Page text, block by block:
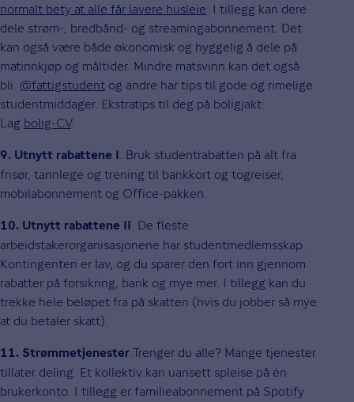
normalt bety at alle får lavere husleie. I tillegg kan dere
dele strøm-, bredbånd- og streamingabonnement. Det
kan også være både økonomisk og hyggelig å dele på
matinnkjøp og måltider. Mindre matsvinn kan det også
bli. @fattigstudent og andre har tips til gode og rimelige
studentmiddager. Ekstratips til deg på boligjakt:
Lag bolig-CV.
9. Utnytt rabattene I. Bruk studentrabatten på alt fra
frisør, tannlege og trening til bankkort og togreiser,
mobilabonnement og Office-pakken.
10. Utnytt rabattene II. De fleste
arbeidstakerorganisasjonene har studentmedlemsskap.
Kontingenten er lav, og du sparer den fort inn gjennom
rabatter på forsikring, bank og mye mer. I tillegg kan du
trekke hele beløpet fra på skatten (hvis du jobber så mye
at du betaler skatt).
11. Strømmetjenester.Trenger du alle? Mange tjenester
tillater deling. Et kollektiv kan uansett spleise på én
brukerkonto. I tillegg er familieabonnement på Spotify